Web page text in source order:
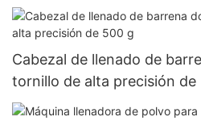
Cabezal de llenado de
tornillo de alta precisión de